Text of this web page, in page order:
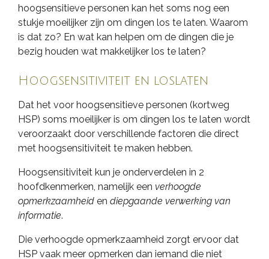
hoogsensitieve personen kan het soms nog een
stukje moeilijker zijn om dingen los te laten. Waarom
is dat zo? En wat kan helpen om de dingen die je
bezig houden wat makkelijker los te laten?
Hoogsensitiviteit en loslaten
Dat het voor hoogsensitieve personen (kortweg
HSP) soms moeilijker is om dingen los te laten wordt
veroorzaakt door verschillende factoren die direct
met hoogsensitiviteit te maken hebben.
Hoogsensitiviteit kun je onderverdelen in 2
hoofdkenmerken, namelijk een verhoogde
opmerkzaamheid en diepgaande verwerking van
informatie.
Die verhoogde opmerkzaamheid zorgt ervoor dat
HSP vaak meer opmerken dan iemand die niet